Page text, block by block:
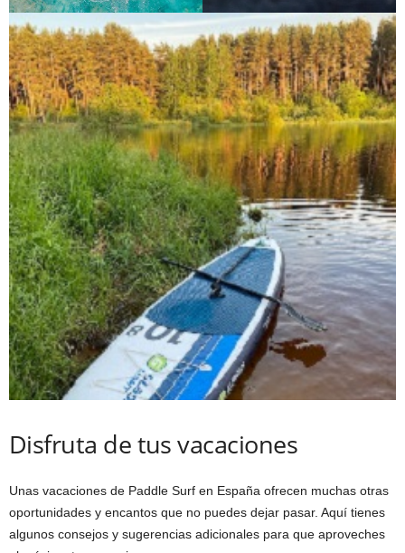
Disfruta de tus vacaciones
Unas vacaciones de Paddle Surf en España ofrecen muchas otras
oportunidades y encantos que no puedes dejar pasar. Aquí tienes
algunos consejos y sugerencias adicionales para que aproveches